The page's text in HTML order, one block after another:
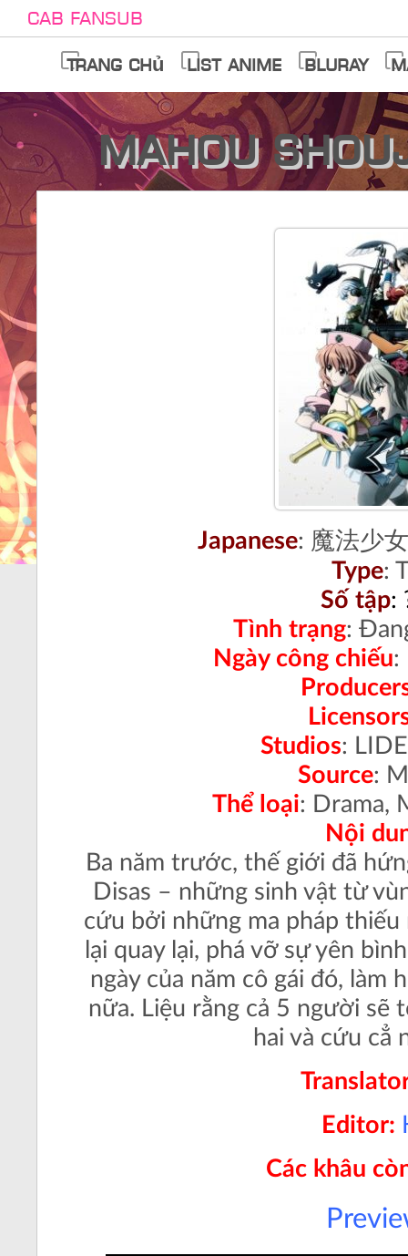
Cab Fansub
Trang chủ List anime Bluray
Mahou
Japanese: 魔法少
Type:
Số tập:
Tình trạng:
Ngày công chiếu:
Studios:
Source:
Thể loại: Drama,
Nội
Ba năm trước, thế giới đã
Disas – những sinh vật từ
cứu bởi những ma pháp thiếu
lại quay lại, phá vỡ sự yên
ngày của năm cô gái đó, làm
nữa. Liệu rằng cả 5 người sẽ
hai và cứu cẳ
Editor:
Các khâu